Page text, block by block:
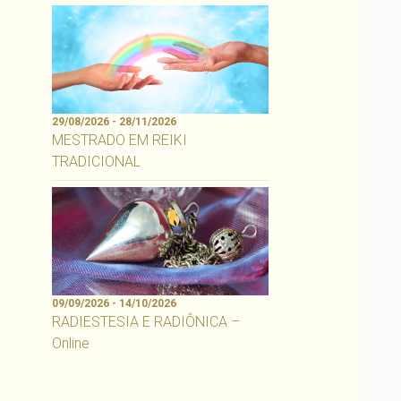
29/08/2026 - 28/11/2026
MESTRADO EM REIKI
TRADICIONAL
09/09/2026 - 14/10/2026
RADIESTESIA E RADIÔNICA –
Online